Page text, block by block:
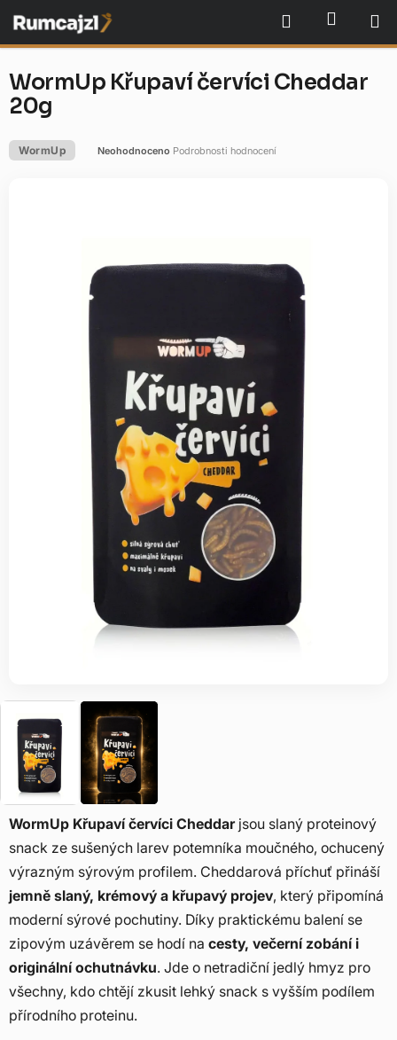
na
obsah
Hledat
WormUp Křupaví červíci Cheddarjsou slaný proteinový
snack ze sušených larev potemníka moučného, ochucený
výrazným sýrovým profilem. Cheddarová příchuť přináší
jemně slaný, krémový a křupavý projev, který připomíná
moderní sýrové pochutiny. Díky praktickému balení se
zipovým uzávěrem se hodí na cesty, večerní zobání i
originální ochutnávku. Jde o netradiční jedlý hmyz pro
všechny, kdo chtějí zkusit lehký snack s vyšším podílem
přírodního proteinu.
WormUp Křupaví červíci Cheddar
20g
WormUp Neohodnoceno Podrobnosti hodnocení